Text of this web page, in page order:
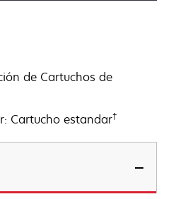
de Cartuchos de
Cartucho estandar†